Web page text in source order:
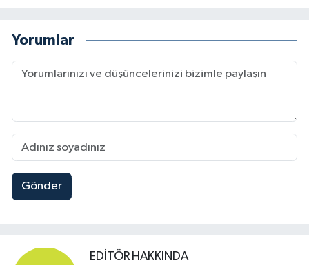
Yorumlar
Gönder
EDITÖR HAKKINDA